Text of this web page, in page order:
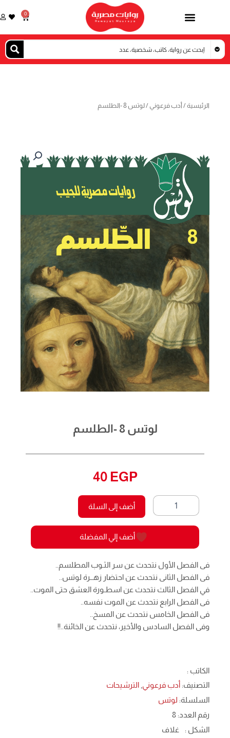
0
Cart
الرئيسية/أدب فرعوني / لوتس 8 -الطلسم
لوتس 8 -الطلسم
40 EGP
كمية
لوتس
-الطلسم
أضف إلى السلة
أضف إلي المفضلة
فى الفصل الأول نتحدث عن سر الثـوب المطلسم..
فى الفصل الثانى نتحدث عن احتضار زهــرة لوتس..
في الفصل الثالث نتحدث عن اسطـورة العشق حتى الموت..
فى الفصل الرابع نتحدث عن الموت نفسه..
فى الفصل الخامس نتحدث عن المسخ..
وفى الفصل السادس والأخير، نتحدث عن الخائنة..!!
الكاتب :
التصنيف: أدب فرعوني, الترشيحات
السلسلة: لوتس
رقم العدد: 8
الشكل :
غلاف